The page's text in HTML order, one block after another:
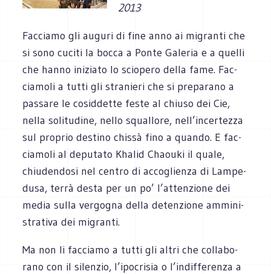
2013
Fac­ciamo gli auguri di fine anno ai migranti che
si sono cuciti la bocca a Ponte Gale­ria e a quelli
che hanno ini­ziato lo scio­pero della fame. Fac­
cia­moli a tutti gli stra­nieri che si pre­pa­rano a
pas­sare le cosid­dette feste al chiuso dei Cie,
nella soli­tu­dine, nello squal­lore, nell’incertezza
sul pro­prio destino chissà fino a quando. E fac­
cia­moli al depu­tato Kha­lid Chaouki il quale,
chiu­den­dosi nel cen­tro di acco­glienza di Lam­pe­
dusa, terrà desta per un po’ l’attenzione dei
media sulla ver­go­gna della deten­zione ammi­ni­
stra­tiva dei migranti.
Ma non li fac­ciamo a tutti gli altri che col­la­bo­
rano con il silen­zio, l’ipocrisia o l’indifferenza a